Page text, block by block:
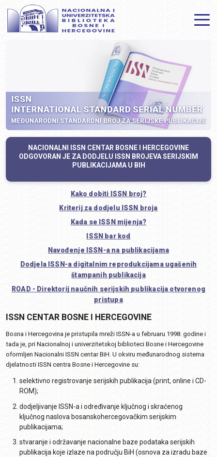
NACIONALNI ISSN CENTAR BOSNE I HERCEGOVINE
ODGOVORAN JE ZA DODJELU ISSN BROJEVA SERIJSKIM
PUBLIKACIJAMA U BIH
Kako dobiti ISSN broj?
Kriterij za dodjelu ISSN broja
Kada se ISSN mijenja?
ISSN bar kod
Navođenje ISSN-a na publikacijama
Dodjela ISSN-a digitalnim reprodukcijama ugašenih
štampanih publikacija
ROAD - Direktorij naučnih serijskih publikacija otvorenog
pristupa
ISSN CENTAR BOSNE I HERCEGOVINE
Bosna i Hercegovina je pristupila mreži ISSN-a u februaru 1998. godine i
tada je, pri Nacionalnoj i univerzitetskoj biblioteci Bosne i Hercegovine
oformljen Nacionalni ISSN centar BiH. U okviru međunarodnog sistema
djelatnosti ISSN centra Bosne i Hercegovine su:
selektivno registrovanje serijskih publikacija (print, online i CD-
ROM);
dodjeljivanje ISSN-a i određivanje ključnog i skraćenog
ključnog naslova bosanskohercegovačkim serijskim
publikacijama;
stvaranje i održavanje nacionalne baze podataka serijskih
publikacija koje izlaze na području BiH (osnova za izradu baze